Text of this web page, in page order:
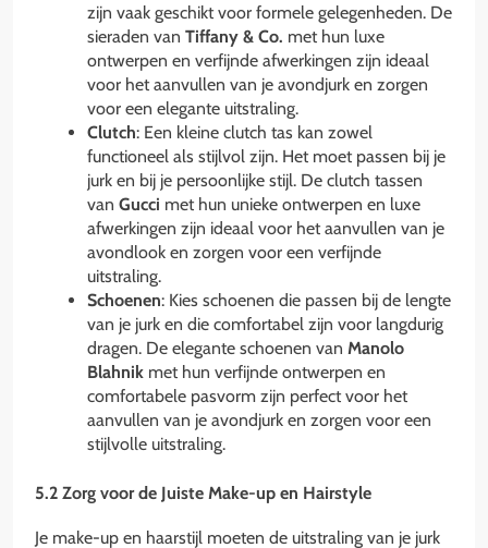
zijn vaak geschikt voor formele gelegenheden. De
sieraden van Tiffany & Co. met hun luxe
ontwerpen en verfijnde afwerkingen zijn ideaal
voor het aanvullen van je avondjurk en zorgen
voor een elegante uitstraling.
Clutch: Een kleine clutch tas kan zowel
functioneel als stijlvol zijn. Het moet passen bij je
jurk en bij je persoonlijke stijl. De clutch tassen
van Gucci met hun unieke ontwerpen en luxe
afwerkingen zijn ideaal voor het aanvullen van je
avondlook en zorgen voor een verfijnde
uitstraling.
Schoenen: Kies schoenen die passen bij de lengte
van je jurk en die comfortabel zijn voor langdurig
dragen. De elegante schoenen van Manolo
Blahnik met hun verfijnde ontwerpen en
comfortabele pasvorm zijn perfect voor het
aanvullen van je avondjurk en zorgen voor een
stijlvolle uitstraling.
5.2 Zorg voor de Juiste Make-up en Hairstyle
Je make-up en haarstijl moeten de uitstraling van je jurk